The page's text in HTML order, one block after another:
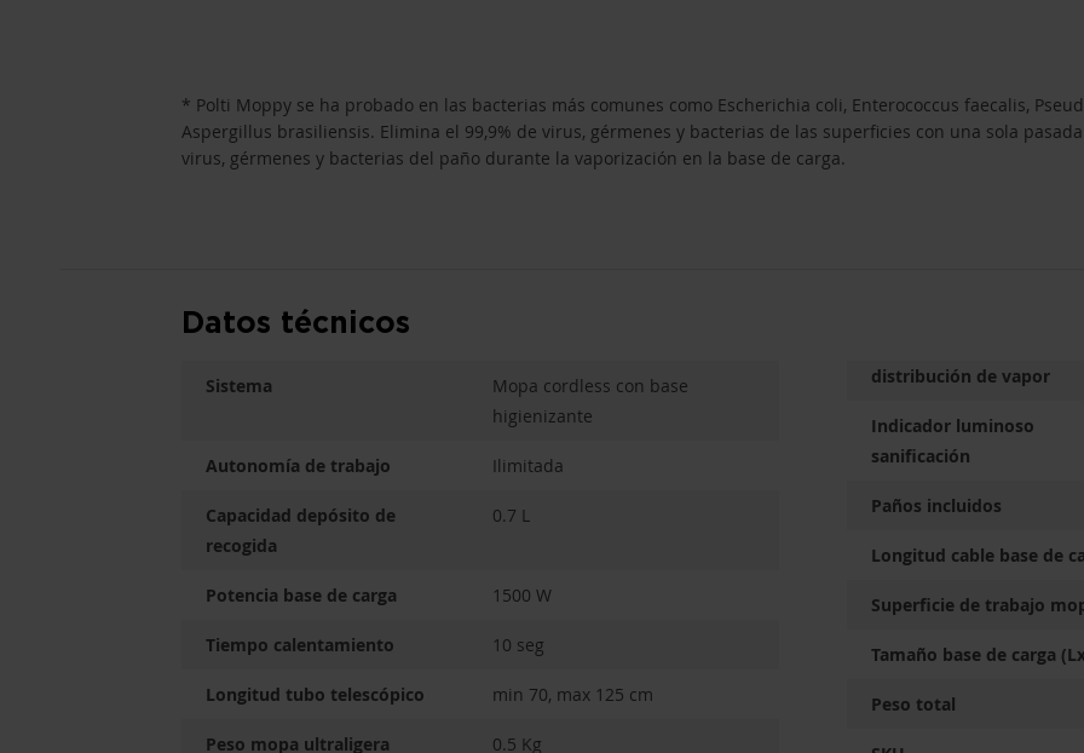
* Polti Moppy se ha probado en las bacterias más comunes como Escherichia coli, Enterococcus faecalis,
Aspergillus brasiliensis. Elimina el 99,9% de virus, gérmenes y bacterias de las superficies con una sola
virus, gérmenes y bacterias del paño durante la vaporización en la base de carga.
Datos técnicos
Sistema
Mopa cordless con base
higienizante
Autonomía de trabajo Ilimitada
Capacidad depósito de
recogida
0.7 L
Potencia base de carga 1500 W
Tiempo calentamiento 10 seg
Longitud tubo telescópico min 70, max 125 cm
Peso mopa ultraligera 0.5 Kg
distribución de vapor
Indicador luminoso
sanificación
Paños incluidos
Longitud cable base de
Superficie de trabajo
Tamaño base de carga
Peso total